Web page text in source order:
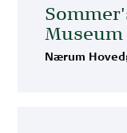
Museum
Nærum